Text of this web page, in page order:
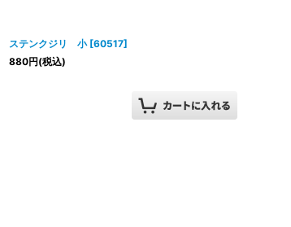
ステンクジリ 小 [60517]
880円(税込)